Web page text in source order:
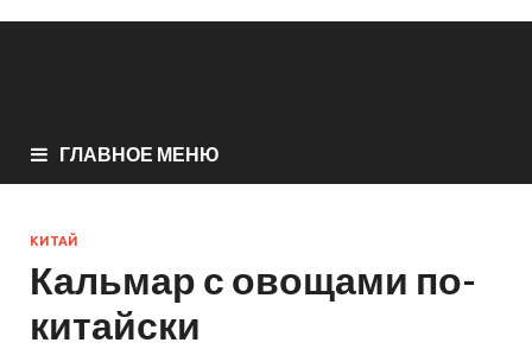
ГЛАВНОЕ МЕНЮ
КИТАЙ
Кальмар с овощами по-
китайски